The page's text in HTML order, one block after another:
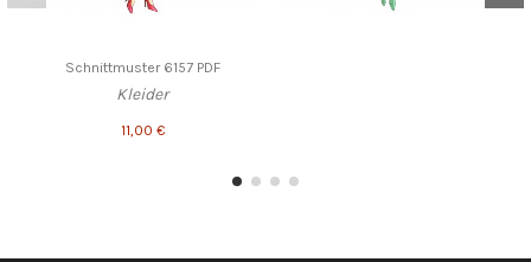
Schnittmuster 6157 PDF
Kleider
11,00 €